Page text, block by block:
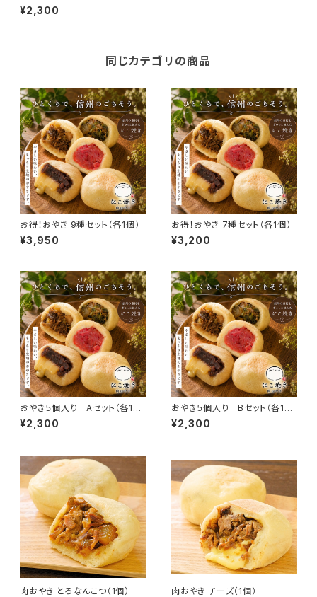
個）
¥2,300
同じカテゴリの商品
お得！おやき 9種セット（各1個）
¥3,950
お得！おやき 7種セット（各1個）
¥3,200
おやき５個入り Aセット（各1
個）
¥2,300
おやき５個入り Bセット（各1
個）
¥2,300
肉おやき とろなんこつ（1個） 肉おやき チーズ（1個）